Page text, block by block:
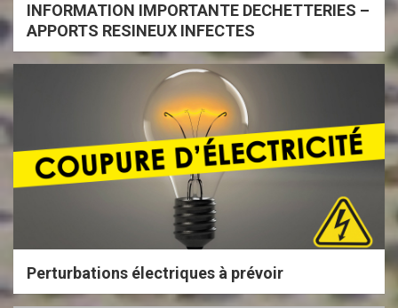
INFORMATION IMPORTANTE DECHETTERIES –
APPORTS RESINEUX INFECTES
Perturbations électriques à prévoir